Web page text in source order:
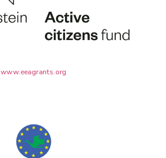
www.eeagrants.org